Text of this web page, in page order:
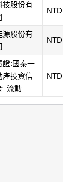
技股份有
NTD
源股份有
NTD
證:國泰一
產投資信
_流動
NTD